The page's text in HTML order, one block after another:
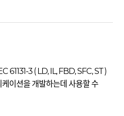
3 ( LD, IL, FBD, SFC, ST )
이션을 개발하는데 사용할 수